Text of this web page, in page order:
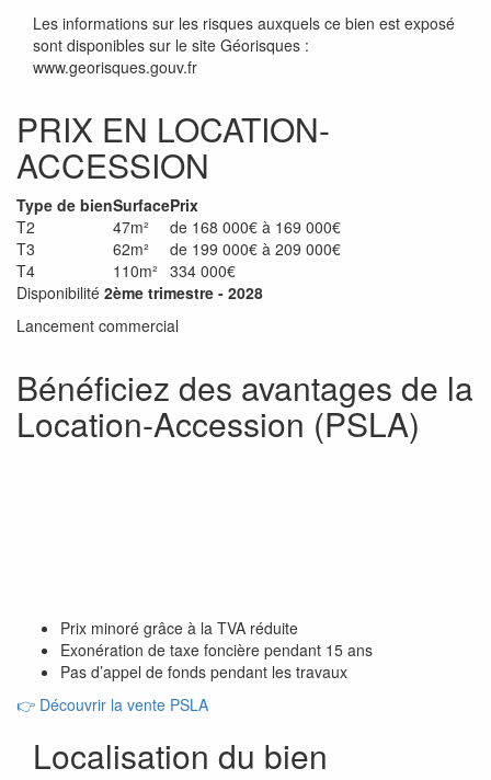
Les informations sur les risques auxquels ce bien est exposé
sont disponibles sur le site Géorisques :
www.georisques.gouv.fr
PRIX EN LOCATION-
ACCESSION
Type de bienSurfacePrix
T2
47m²
de 168 000€ à 169 000€
T3
62m²
de 199 000€ à 209 000€
T4
110m² 334 000€
Disponibilité 2ème trimestre - 2028
Lancement commercial
Bénéficiez des avantages de la
Location-Accession (PSLA)
Prix minoré grâce à la TVA réduite
Exonération de taxe foncière pendant 15 ans
Pas d’appel de fonds pendant les travaux
👉 Découvrir la vente PSLA
Localisation du bien